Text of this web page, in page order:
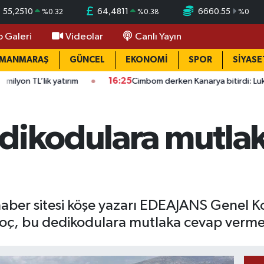
55,2510 %0.32 64,4811 %0.38 6660.55 %0
Galeri Videolar Canlı Yayın
GÜNCEL EKONOMİ SPOR
16:25Cimbom derken Kanarya bitirdi: Lukaku adım adım
sitesi köşe yazarı EDEAJANS Genel
bu dedikodulara mutlaka cevap